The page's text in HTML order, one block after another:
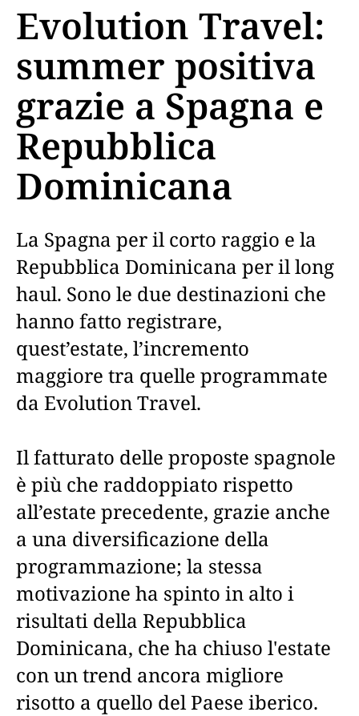
Evolution Travel:
summer positiva
grazie a Spagna e
Repubblica
Dominicana
La Spagna per il corto raggio e la
Repubblica Dominicana per il long
haul. Sono le due destinazioni che
hanno fatto registrare,
quest’estate, l’incremento
maggiore tra quelle programmate
da Evolution Travel.
Il fatturato delle proposte spagnole
è più che raddoppiato rispetto
all’estate precedente, grazie anche
a una diversificazione della
programmazione; la stessa
motivazione ha spinto in alto i
risultati della Repubblica
Dominicana, che ha chiuso l'estate
con un trend ancora migliore
risotto a quello del Paese iberico.